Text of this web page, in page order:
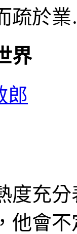
疏於
界
郎
度充
他會